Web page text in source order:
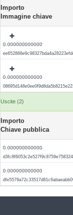
Importo
Immagine chiave
0.000000000000
0.000000000000
Uscite (2)
Importo
Chiave pubblica
0.000000000000
0.000000000000